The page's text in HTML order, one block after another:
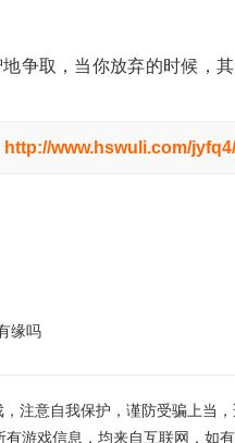
争取，当你放弃的时候，
http://www.hswuli.com/
缘吗
注意自我保护，谨防受骗上当
有游戏信息，均来自互联网，如